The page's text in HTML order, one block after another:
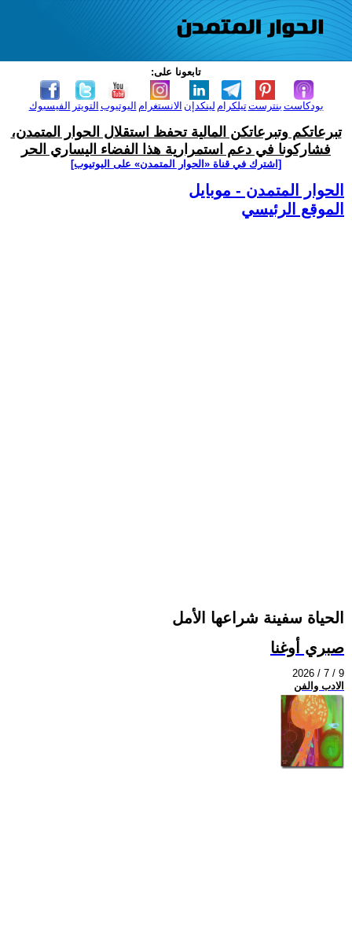
تابعونا على:
الفيسبوك التويتر اليوتيوب الانستغرام لينكدإن تيلكرامبنترست بودكاست
تبرعاتكم وتبرعاتكن المالية تحفظ استقلال الحوار المتمدن،
فشاركونا في دعم استمرارية هذا الفضاء اليساري الحر
[اشترك في قناة ‫«الحوار المتمدن» على اليوتيوب]
الحوار المتمدن - موبايل
الموقع الرئيسي
الحياة سفينة شراعها الأمل
صبري أوغنا
2026 / 7 / 9
الادب والفن